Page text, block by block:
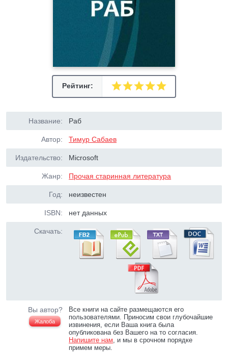
Рейтинг:
Название: Раб
Автор: Тимур Сабаев
Издательство: Microsoft
Жанр: Прочая старинная литература
Год: неизвестен
ISBN: нет данных
Скачать:
Вы автор?
Жалоба
Все книги на сайте размещаются его
пользователями. Приносим свои глубочайшие
извинения, если Ваша книга была
опубликована без Вашего на то согласия.
Напишите нам, и мы в срочном порядке
примем меры.